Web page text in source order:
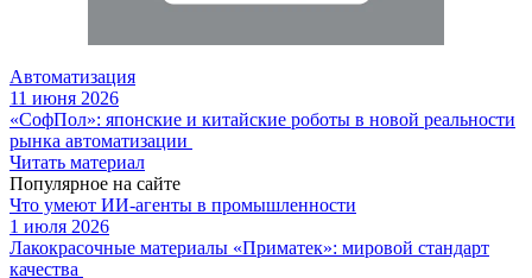
Автоматизация
11 июня 2026
«СофПол»: японские и китайские роботы в новой реальности
рынка автоматизации
Читать материал
Популярное на сайте
Что умеют ИИ-агенты в промышленности
1 июля 2026
Лакокрасочные материалы «Приматек»: мировой стандарт
качества